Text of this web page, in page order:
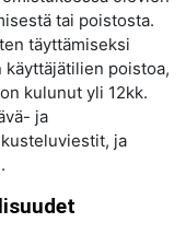
tai poistosta.
täyttämiseksi
käyttäjätilien poistoa,
kulunut yli 12kk.
ja
ja